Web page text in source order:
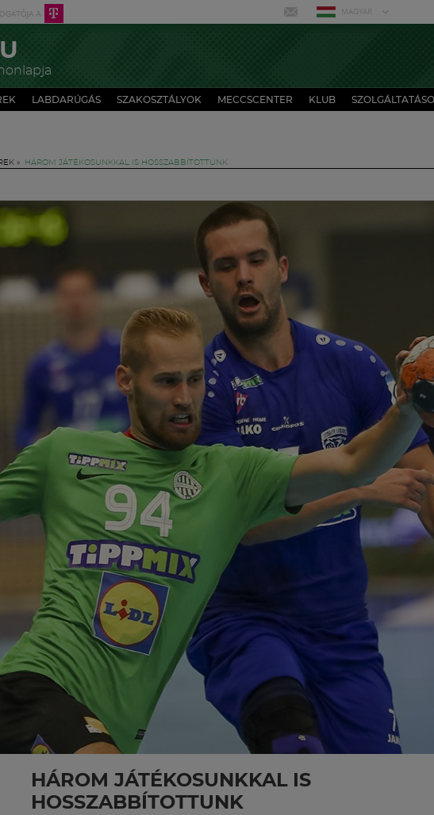
MAGYAR
LABDARÚGÁS SZAKOSZTÁLYOK MECCSCENTER KLUB
» HÁROM JÁTÉKOSUNKKAL IS HOSSZABBÍTOTTUNK
HÁROM JÁTÉKOSUNKKAL IS
HOSSZABBÍTOTTUNK